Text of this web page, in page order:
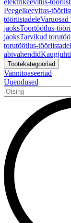
elektrikeevitus-
Peegelkeevitus-
tööriistadele
jaoksToortöötlus-
jaoksTarvikud
torutöötlus-
abivahendid
Tootekategooriad
Vannitoaseeriad
Uuendused